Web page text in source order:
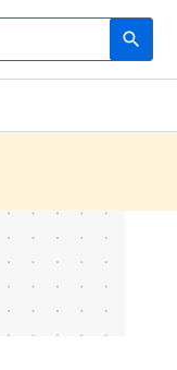
search
Search